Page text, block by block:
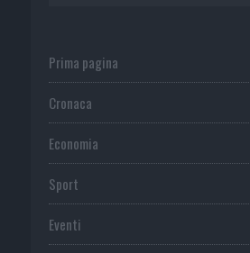
Prima pagina
Cronaca
Economia
Sport
Eventi